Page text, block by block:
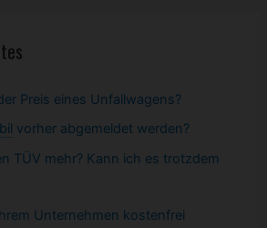
Preis eines Unfallwagens?
vorher abgemeldet werden?
TÜV mehr? Kann ich es trotzdem
Unternehmen kostenfrei